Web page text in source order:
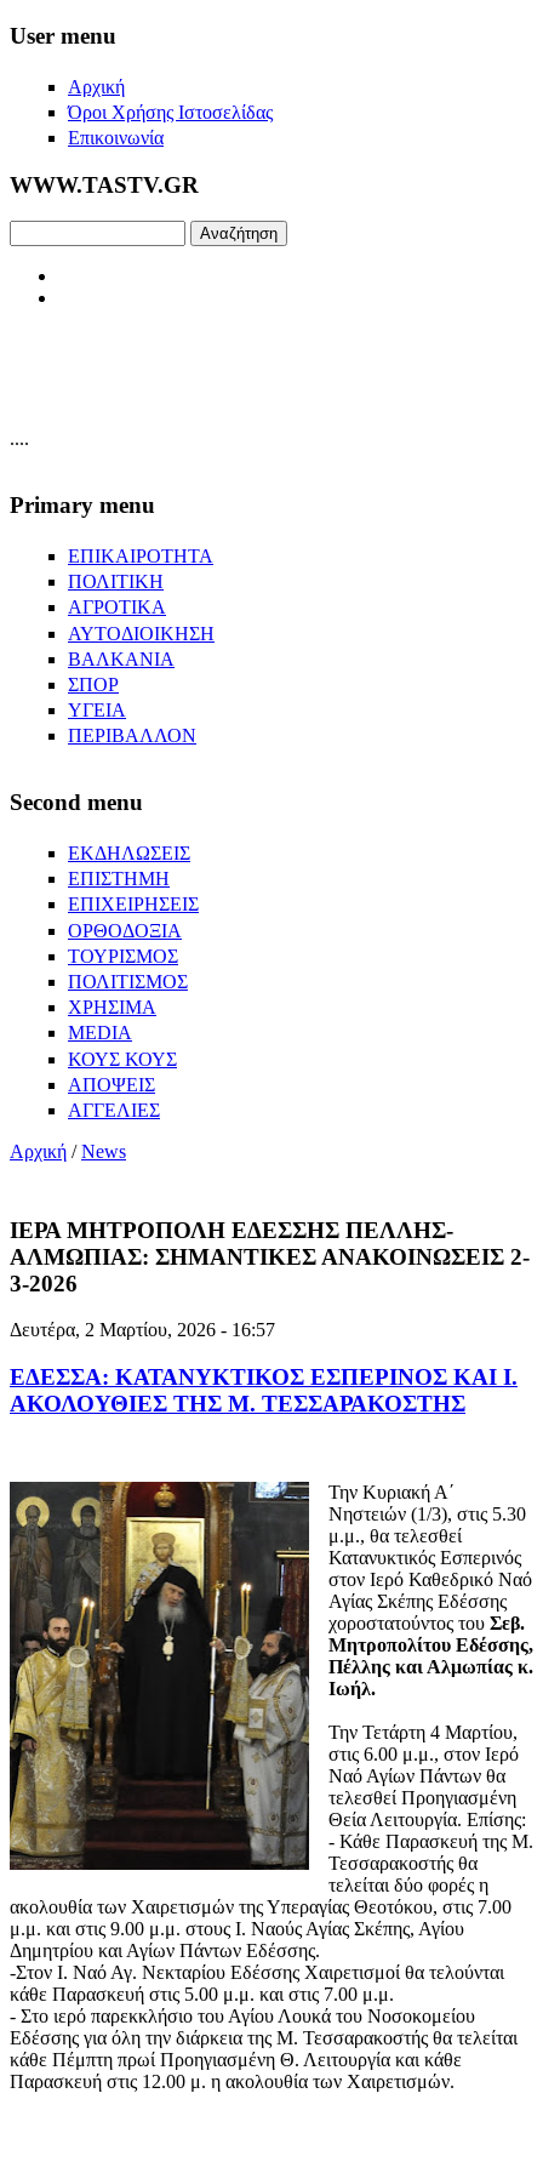
Skip to main content
User menu
Αρχική
Όροι Χρήσης Ιστοσελίδας
Επικοινωνία
WWW.TASTV.GR
....
Primary menu
ΕΠΙΚΑΙΡΟΤΗΤΑ
ΠΟΛΙΤΙΚΗ
ΑΓΡΟΤΙΚΑ
ΑΥΤΟΔΙΟΙΚΗΣΗ
ΒΑΛΚΑΝΙΑ
ΣΠΟΡ
ΥΓΕΙΑ
ΠΕΡΙΒΑΛΛΟΝ
Second menu
ΕΚΔΗΛΩΣΕΙΣ
ΕΠΙΣΤΗΜΗ
ΕΠΙΧΕΙΡΗΣΕΙΣ
ΟΡΘΟΔΟΞΙΑ
ΤΟΥΡΙΣΜΟΣ
ΠΟΛΙΤΙΣΜΟΣ
ΧΡΗΣΙΜΑ
MEDIA
ΚΟΥΣ ΚΟΥΣ
ΑΠΟΨΕΙΣ
ΑΓΓΕΛΙΕΣ
Αρχική /News
ΙΕΡΑ ΜΗΤΡΟΠΟΛΗ ΕΔΕΣΣΗΣ ΠΕΛΛΗΣ-
ΑΛΜΩΠΙΑΣ: ΣΗΜΑΝΤΙΚΕΣ ΑΝΑΚΟΙΝΩΣΕΙΣ 2-
3-2026
Δευτέρα, 2 Μαρτίου, 2026 - 16:57
ΕΔΕΣΣΑ: ΚΑΤΑΝΥΚΤΙΚΟΣ ΕΣΠΕΡΙΝΟΣ ΚΑΙ Ι.
ΑΚΟΛΟΥΘΙΕΣ ΤΗΣ Μ. ΤΕΣΣΑΡΑΚΟΣΤΗΣ
Την Κυριακή Α΄
Νηστειών (1/3), στις 5.30
μ.μ., θα τελεσθεί
Κατανυκτικός Εσπερινός
στον Ιερό Καθεδρικό Ναό
Αγίας Σκέπης Εδέσσης
χοροστατούντος του Σεβ.
Μητροπολίτου Εδέσσης,
Πέλλης και Αλμωπίας κ.
Ιωήλ.
Την Τετάρτη 4 Μαρτίου,
στις 6.00 μ.μ., στον Ιερό
Ναό Αγίων Πάντων θα
τελεσθεί Προηγιασμένη
Θεία Λειτουργία. Επίσης:
- Κάθε Παρασκευή της Μ.
Τεσσαρακοστής θα
τελείται δύο φορές η
ακολουθία των Χαιρετισμών της Υπεραγίας Θεοτόκου, στις 7.00
μ.μ. και στις 9.00 μ.μ. στους Ι. Ναούς Αγίας Σκέπης, Αγίου
Δημητρίου και Αγίων Πάντων Εδέσσης.
-Στον Ι. Ναό Αγ. Νεκταρίου Εδέσσης Χαιρετισμοί θα τελούνται
κάθε Παρασκευή στις 5.00 μ.μ. και στις 7.00 μ.μ.
- Στο ιερό παρεκκλήσιο του Αγίου Λουκά του Νοσοκομείου
Εδέσσης για όλη την διάρκεια της Μ. Τεσσαρακοστής θα τελείται
κάθε Πέμπτη πρωί Προηγιασμένη Θ. Λειτουργία και κάθε
Παρασκευή στις 12.00 μ. η ακολουθία των Χαιρετισμών.